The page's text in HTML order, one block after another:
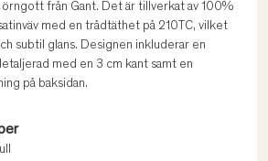
örngott från Gant. Det är tillverkat av 100%
med en trådtäthet på 210TC, vilket
subtil glans. Designen inkluderar en
med en 3 cm kant samt en
på baksidan.